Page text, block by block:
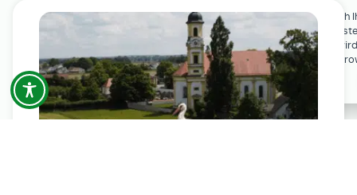
Der KI-Chatbot steht erst nach
Einwilligung in den Cookie-
Verfügung. Der Chat-Verlauf
ausschließlich lokal in Ihrem
gespeichert.